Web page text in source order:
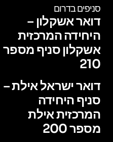
סניפים בדרום
דואר אשקלון –
היחידה המרכזית
אשקלון סניף מספר
210
דואר ישראל אילת –
סניף היחידה
המרכזית אילת
מספר 200